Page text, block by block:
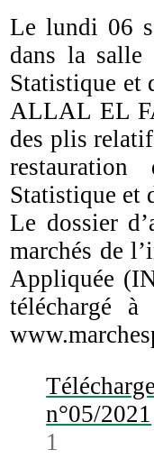
Le lundi 06
dans la
Statistique et
ALLAL EL
des plis
Statistique et
Le dossier
marchés de
Appliquée
téléchargé
n°05/2021
1